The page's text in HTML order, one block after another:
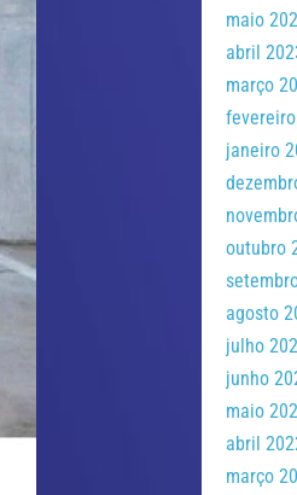
maio
abril
março
janeiro
outubro
agosto
julho
junho
maio
abril
março